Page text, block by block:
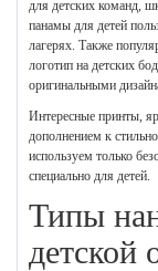
для детских команд,
панамы для детей
лагерях. Также
логотип на детских
оригинальными
Интересные принты,
дополнением к
используем только
специально для детей.
Типы
детской